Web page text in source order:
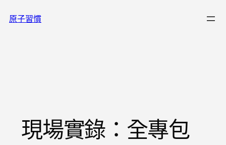
至原子習慣
現場實錄：全專包